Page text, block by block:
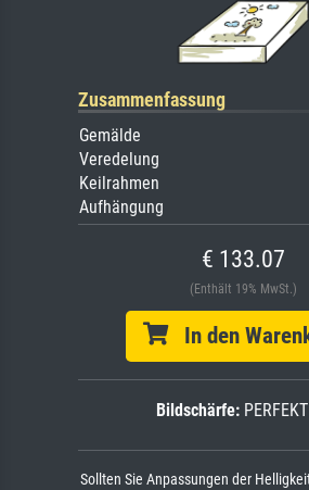
Zusammenfassung
Gemälde
Veredelung
Keilrahmen
Aufhängung
€ 133.07
(Enthält 19% MwSt.)
In den
Bildschärfe: PERFEKT
Sollten Sie Anpassungen der